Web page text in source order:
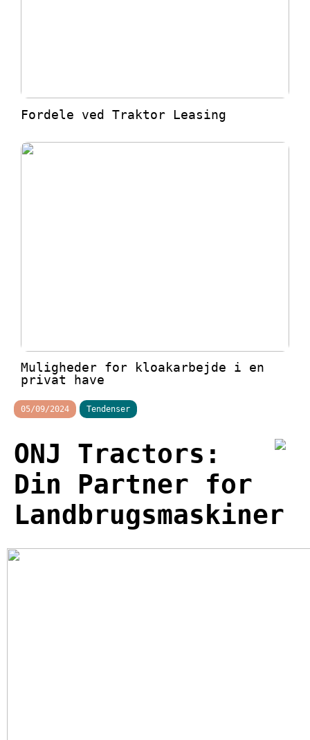
Fordele ved Traktor Leasing
Muligheder for kloakarbejde i en
privat have
05/09/2024 Tendenser
ONJ Tractors:
Din Partner for
Landbrugsmaskiner